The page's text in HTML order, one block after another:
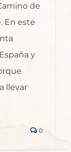
de
En este
y
llevar
0